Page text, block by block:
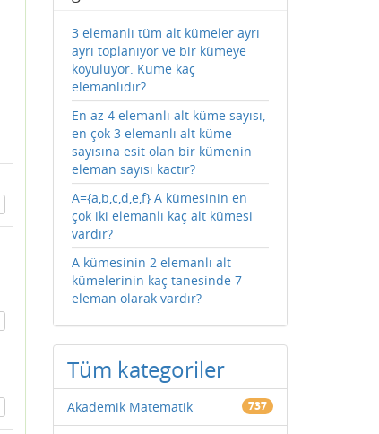
3 elemanlı tüm alt kümeler ayrı
ayrı toplanıyor ve bir kümeye
koyuluyor. Küme kaç
elemanlıdır?
En az 4 elemanlı alt küme sayısı,
en çok 3 elemanlı alt küme
sayısına esit olan bir kümenin
eleman sayısı kactır?
A={a,b,c,d,e,f} A kümesinin en
çok iki elemanlı kaç alt kümesi
vardır?
A kümesinin 2 elemanlı alt
kümelerinin kaç tanesinde 7
eleman olarak vardır?
Tüm kategoriler
Akademik Matematik 737